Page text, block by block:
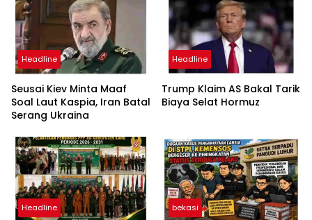
Headline
Seusai Kiev Minta Maaf
Soal Laut Kaspia, Iran Batal
Serang Ukraina
Headline
Trump Klaim AS Bakal Tarik
Biaya Selat Hormuz
Headline bekasi